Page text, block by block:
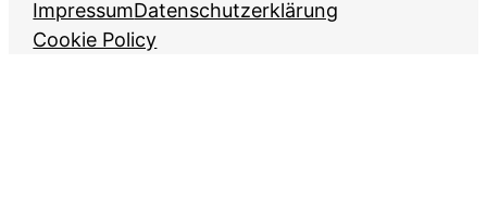
ImpressumDatenschutzerklärung
Cookie Policy